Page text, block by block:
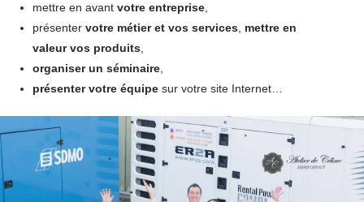
mettre en avant votre entreprise
présenter votre métier et vos services mettre en
valeur vos produits
organiser un séminaire
présenter votre équipe sur votre site Internet…